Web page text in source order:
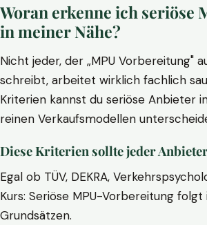
Woran erkenne ich seriöse
in meiner Nähe?
Nicht jeder, der „MPU Vorbereitung"
schreibt, arbeitet wirklich fachlich
Kriterien kannst du seriöse Anbieter
reinen Verkaufsmodellen
Diese Kriterien sollte jeder
Egal ob TÜV, DEKRA,
Kurs: Seriöse MPU-Vorbereitung
Grundsätzen.